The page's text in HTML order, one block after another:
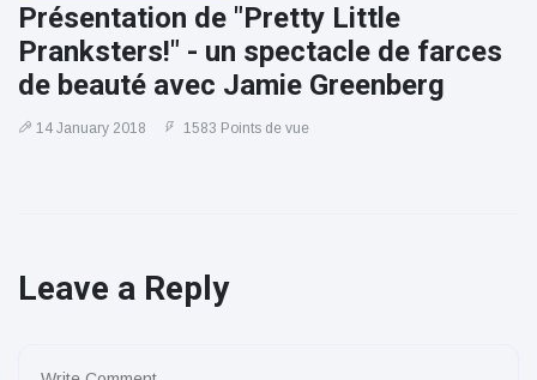
Présentation de "Pretty Little
Pranksters!" - un spectacle de farces
de beauté avec Jamie Greenberg
14 January 2018 1583 Points de vue
Leave a Reply